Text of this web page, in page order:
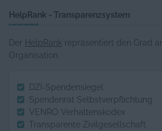
Verbesserung der
Hilfe Sofort:
HelpRank - Transparenzsystem
Der HelpRank repräsentiert den Grad
Organisation.
DZI-Spendensiegel
Spendenrat Selbstverpflichtung
VENRO Verhaltenskodex
Transparente Zivilgesellschaft